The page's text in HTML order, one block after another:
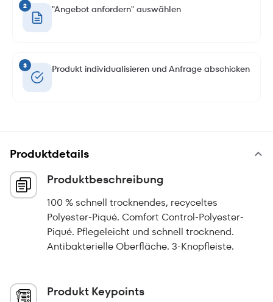
2 "Angebot anfordern" auswählen
3 Produkt individualisieren und Anfrage abschicken
Produktdetails
Produktbeschreibung
100 % schnell trocknendes, recyceltes
Polyester-Piqué. Comfort Control-Polyester-
Piqué. Pflegeleicht und schnell trocknend.
Antibakterielle Oberfläche. 3-Knopfleiste.
Produkt Keypoints